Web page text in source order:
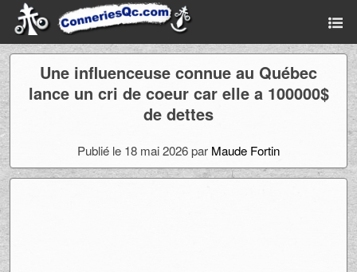
Une influenceuse connue au Québec
lance un cri de coeur car elle a 100000$
de dettes
Publié le 18 mai 2026 par Maude Fortin